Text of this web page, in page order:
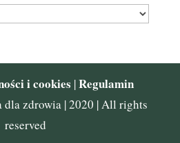
i cookies |Regulamin
dla zdrowia | 2020 | All rights
reserved